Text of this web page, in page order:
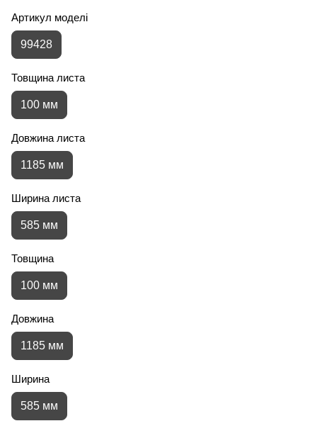
Артикул моделі
99428
Товщина листа
100 мм
Довжина листа
1185 мм
Ширина листа
585 мм
Товщина
100 мм
Довжина
1185 мм
Ширина
585 мм